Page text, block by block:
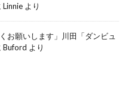
Linnie より
お願いします」川田「ダンビュ
Buford より